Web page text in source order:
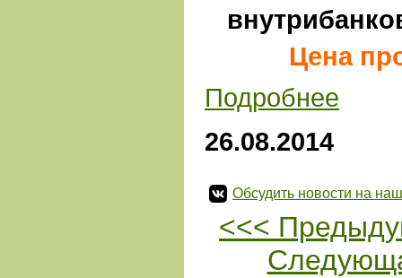
Цена
Подробнее
26.08.2014
Обсудить новости на
<<<